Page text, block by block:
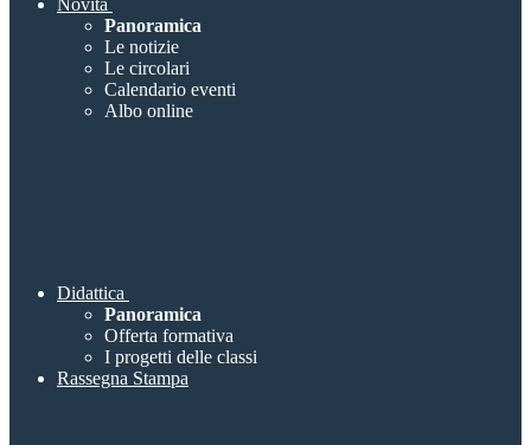
Novità
Panoramica
Le notizie
Le circolari
Calendario eventi
Albo online
Didattica
Panoramica
Offerta formativa
I progetti delle classi
Rassegna Stampa